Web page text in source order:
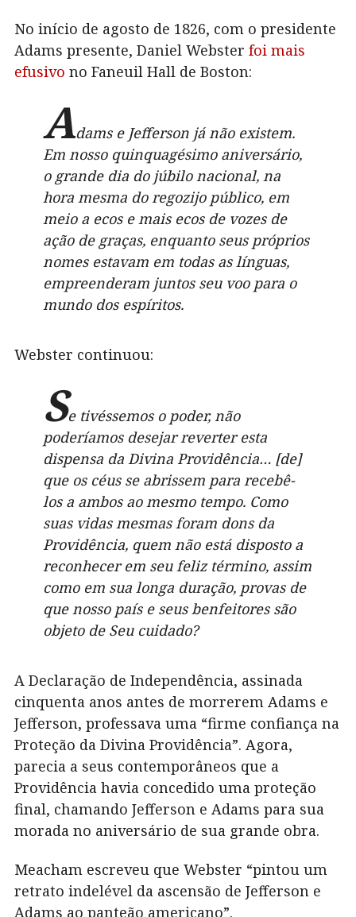
No início de agosto de 1826, com o presidente
Adams presente, Daniel Webster foi mais
efusivo no Faneuil Hall de Boston:
Adams e Jefferson já não existem.
Em nosso quinquagésimo aniversário,
o grande dia do júbilo nacional, na
hora mesma do regozijo público, em
meio a ecos e mais ecos de vozes de
ação de graças, enquanto seus próprios
nomes estavam em todas as línguas,
empreenderam juntos seu voo para o
mundo dos espíritos.
Webster continuou:
Se tivéssemos o poder, não
poderíamos desejar reverter esta
dispensa da Divina Providência… [de]
que os céus se abrissem para recebê-
los a ambos ao mesmo tempo. Como
suas vidas mesmas foram dons da
Providência, quem não está disposto a
reconhecer em seu feliz término, assim
como em sua longa duração, provas de
que nosso país e seus benfeitores são
objeto de Seu cuidado?
A Declaração de Independência, assinada
cinquenta anos antes de morrerem Adams e
Jefferson, professava uma “firme confiança na
Proteção da Divina Providência”. Agora,
parecia a seus contemporâneos que a
Providência havia concedido uma proteção
final, chamando Jefferson e Adams para sua
morada no aniversário de sua grande obra.
Meacham escreveu que Webster “pintou um
retrato indelével da ascensão de Jefferson e
Adams ao panteão americano”.